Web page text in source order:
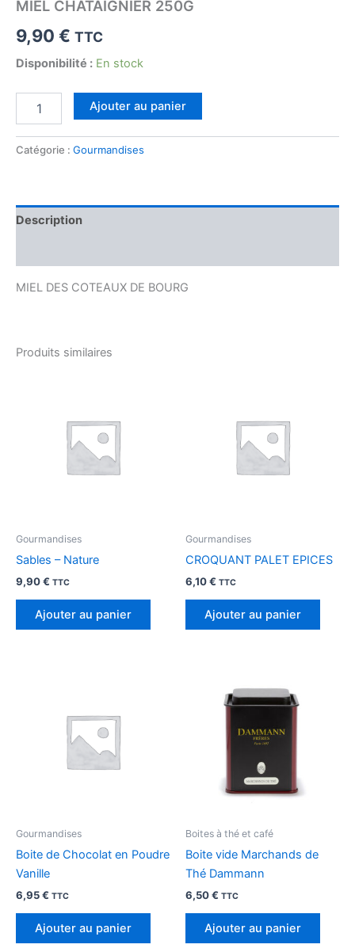
MIEL CHATAIGNIER 250G
9,90 € TTC
Disponibilité : En stock
CHATAIGNIER
Ajouter au panier
Catégorie : Gourmandises
Description
MIEL DES COTEAUX DE BOURG
Produits similaires
Gourmandises
Sables – Nature
9,90€ TTC
Ajouter au panier
Gourmandises
CROQUANT PALET EPICES
6,10€ TTC
Ajouter au panier
Gourmandises
Boite de Chocolat en Poudre
Vanille
6,95€ TTC
Ajouter au panier
Boites à thé et café
Boite vide Marchands de
Thé Dammann
6,50€ TTC
Ajouter au panier